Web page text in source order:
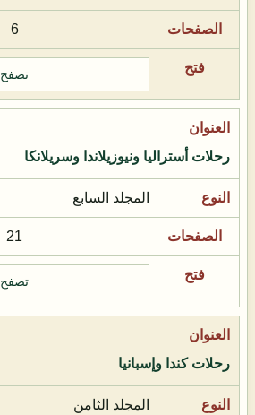
6
تصفح
رحلات أستراليا ونيوزيلاندا وسريلانكا
المجلد السابع
21
تصفح
رحلات كندا وإسبانيا
المجلد الثامن